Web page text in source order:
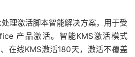
处理激活脚本智能解决方案，用于受
产品激活。智能KMS激活模式
在线KMS激活180天，激活不覆盖